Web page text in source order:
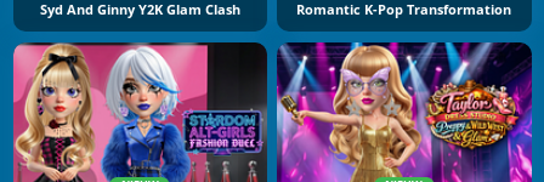
Syd And Ginny Y2K Glam Clash Romantic K-Pop Transformation